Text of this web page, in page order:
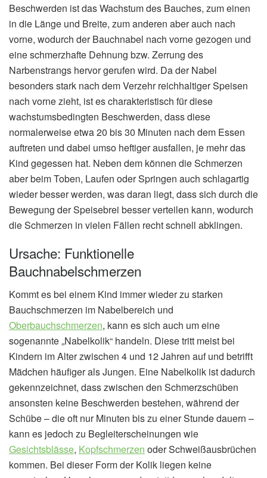
Beschwerden ist das Wachstum des Bauches, zum einen
in die Länge und Breite, zum anderen aber auch nach
vorne, wodurch der Bauchnabel nach vorne gezogen und
eine schmerzhafte Dehnung bzw. Zerrung des
Narbenstrangs hervor gerufen wird. Da der Nabel
besonders stark nach dem Verzehr reichhaltiger Speisen
nach vorne zieht, ist es charakteristisch für diese
wachstumsbedingten Beschwerden, dass diese
normalerweise etwa 20 bis 30 Minuten nach dem Essen
auftreten und dabei umso heftiger ausfallen, je mehr das
Kind gegessen hat. Neben dem können die Schmerzen
aber beim Toben, Laufen oder Springen auch schlagartig
wieder besser werden, was daran liegt, dass sich durch die
Bewegung der Speisebrei besser verteilen kann, wodurch
die Schmerzen in vielen Fällen recht schnell abklingen.
Ursache: Funktionelle
Bauchnabelschmerzen
Kommt es bei einem Kind immer wieder zu starken
Bauchschmerzen im Nabelbereich und
Oberbauchschmerzen, kann es sich auch um eine
sogenannte „Nabelkolik“ handeln. Diese tritt meist bei
Kindern im Alter zwischen 4 und 12 Jahren auf und betrifft
Mädchen häufiger als Jungen. Eine Nabelkolik ist dadurch
gekennzeichnet, dass zwischen den Schmerzschüben
ansonsten keine Beschwerden bestehen, während der
Schübe – die oft nur Minuten bis zu einer Stunde dauern –
kann es jedoch zu Begleiterscheinungen wie
Gesichtsblässe, Kopfschmerzen oder Schweißausbrüchen
kommen. Bei dieser Form der Kolik liegen keine